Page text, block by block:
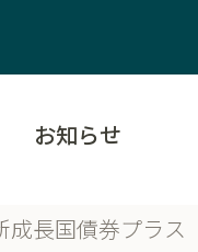
お知らせ
成長国債券プラス